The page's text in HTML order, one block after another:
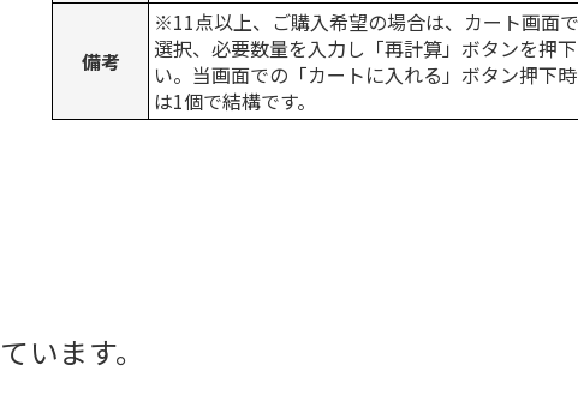
備考
※11点以上、ご購入希望の場合は、カート画面
選択、必要数量を入力し「再計算」ボタンを押
い。当画面での「カートに入れる」ボタン押下
は1個で結構です。
います。